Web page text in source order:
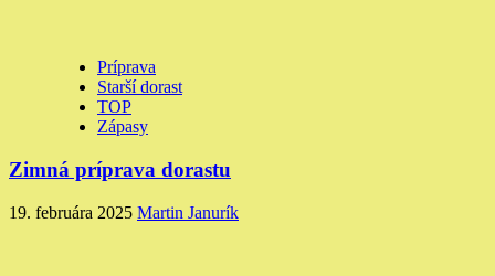
Príprava
Starší dorast
TOP
Zápasy
Zimná príprava dorastu
19. februára 2025 Martin Janurík